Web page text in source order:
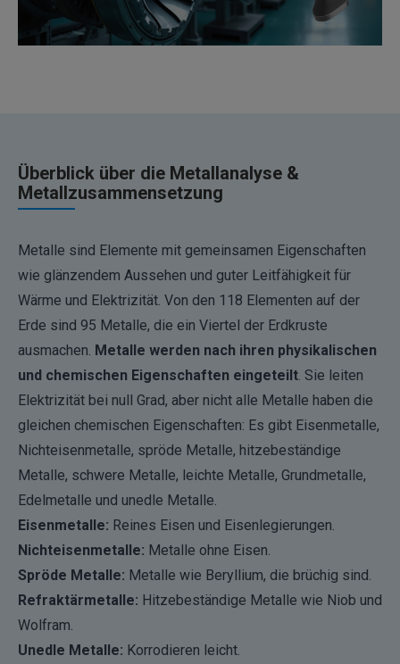
Überblick über die Metallanalyse &
Metallzusammensetzung
Metalle sind Elemente mit gemeinsamen Eigenschaften
wie glänzendem Aussehen und guter Leitfähigkeit für
Wärme und Elektrizität. Von den 118 Elementen auf der
Erde sind 95 Metalle, die ein Viertel der Erdkruste
ausmachen. Metalle werden nach ihren physikalischen
und chemischen Eigenschaften eingeteilt . Sie leiten
Elektrizität bei null Grad, aber nicht alle Metalle haben die
gleichen chemischen Eigenschaften: Es gibt Eisenmetalle,
Nichteisenmetalle, spröde Metalle, hitzebeständige
Metalle, schwere Metalle, leichte Metalle, Grundmetalle,
Edelmetalle und unedle Metalle.
Eisenmetalle: Reines Eisen und Eisenlegierungen.
Nichteisenmetalle: Metalle ohne Eisen.
Spröde Metalle: Metalle wie Beryllium, die brüchig sind.
Refraktärmetalle: Hitzebeständige Metalle wie Niob und
Wolfram.
Unedle Metalle: Korrodieren leicht.